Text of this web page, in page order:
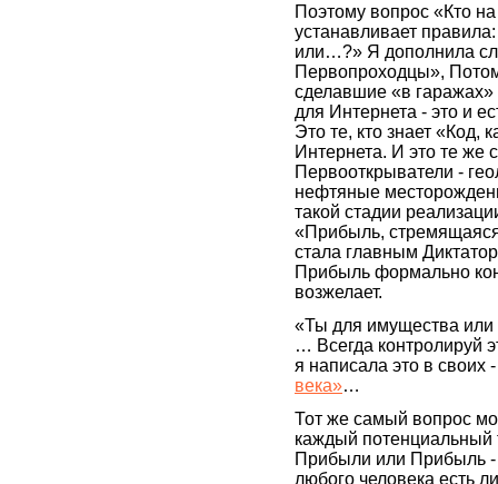
Поэтому вопрос «Кто
устанавливает
или…?» Я дополнила
Первопроходцы»,
сделавшие «в гаражах»
для Интернета - это и
Это те, кто знает «Код,
Интернета. И это те же
Первооткрыватели -
нефтяные
такой стадии
«Прибыль,
стала главным
Прибыль формально
возжелает.
«Ты для имущества или
… Всегда контролируй
я написала это в своих
века»…
Тот же самый вопрос
каждый потенциальный
Прибыли или Прибыль
любого человека есть